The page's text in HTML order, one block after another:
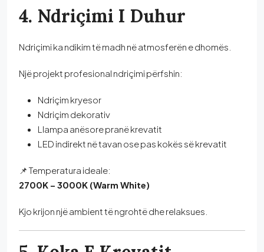
4. Ndriçimi I Duhur
Ndriçimi ka ndikim të madh në atmosferën e dhomës.
Një projekt profesional ndriçimi përfshin:
Ndriçim kryesor
Ndriçim dekorativ
Llampa anësore pranë krevatit
LED indirekt në tavan ose pas kokës së krevatit
📌 Temperatura ideale:
2700K – 3000K (Warm White)
Kjo krijon një ambient të ngrohtë dhe relaksues.